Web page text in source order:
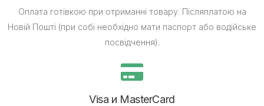
Оплата готівкою при отриманні товару. Післяплатою на
Новій Пошті (при собі необхідно мати паспорт або водійське
посвідчення).
Visa и MasterCard